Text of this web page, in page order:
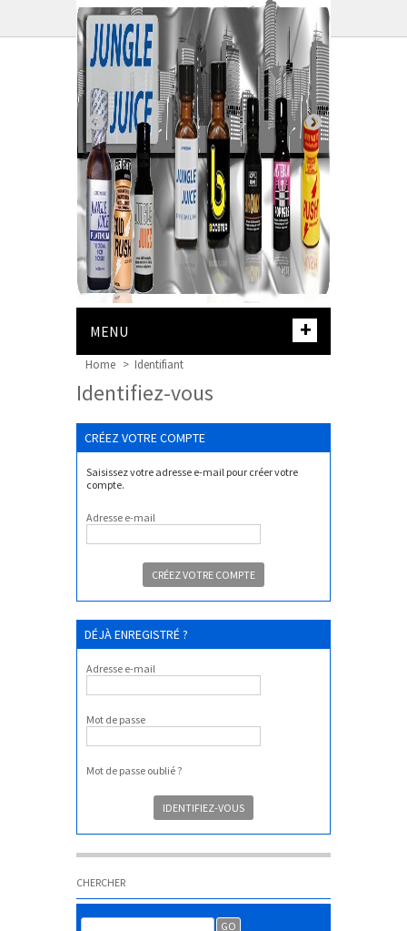
PANIER :
+
MENU
Home > Identifiant
Identifiez-vous
CRÉEZ VOTRE COMPTE
Saisissez votre adresse e-mail pour créer votre
compte.
Adresse e-mail
DÉJÀ ENREGISTRÉ ?
Adresse e-mail
Mot de passe
Mot de passe oublié ?
CHERCHER